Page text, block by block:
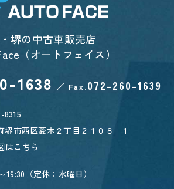
堺の中古車販売店
（オートフェイス）
1638 ／ Fax.072-260-1639
8315
堺市西区菱木２丁目２１０８−１
はこちら
19:30（定休：水曜日）